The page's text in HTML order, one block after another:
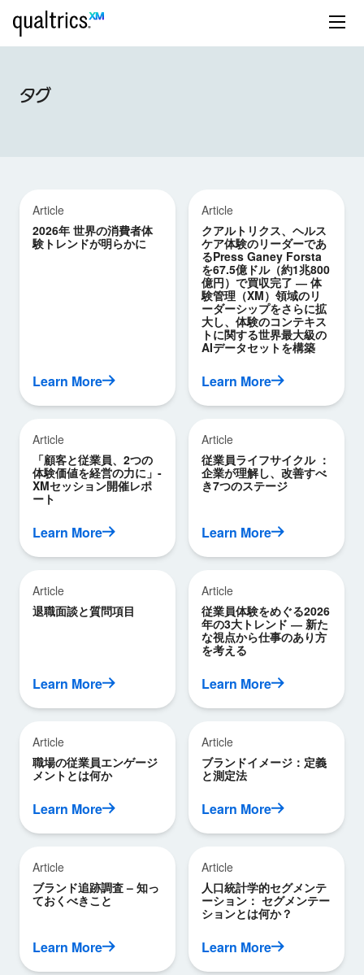
タグ
Article
2026年 世界の消費者体
験トレンドが明らかに
Learn More
Article
クアルトリクス、ヘルス
ケア体験のリーダーであ
るPress Ganey Forsta
を67.5億ドル（約1兆800
億円）で買収完了 ― 体
験管理（XM）領域のリ
ーダーシップをさらに拡
大し、体験のコンテキス
トに関する世界最大級の
AIデータセットを構築
Learn More
Article
「顧客と従業員、2つの
体験価値を経営の力に」-
XMセッション開催レポ
ート
Learn More
Article
従業員ライフサイクル ：
企業が理解し、改善すべ
き7つのステージ
Learn More
Article
退職面談と質問項目
Learn More
Article
従業員体験をめぐる2026
年の3大トレンド ― 新た
な視点から仕事のあり方
を考える
Learn More
Article
職場の従業員エンゲージ
メントとは何か
Learn More
Article
ブランドイメージ：定義
と測定法
Learn More
Article
ブランド追跡調査 – 知っ
ておくべきこと
Learn More
Article
人口統計学的セグメンテ
ーション： セグメンテー
ションとは何か？
Learn More